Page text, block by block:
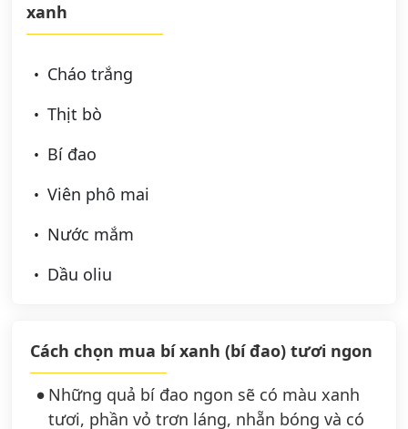
xanh
Cháo trắng
Thịt bò
Bí đao
Viên phô mai
Nước mắm
Dầu oliu
Cách chọn mua bí xanh (bí đao) tươi ngon
Những quả bí đao ngon sẽ có màu xanh
tươi, phần vỏ trơn láng, nhẵn bóng và có